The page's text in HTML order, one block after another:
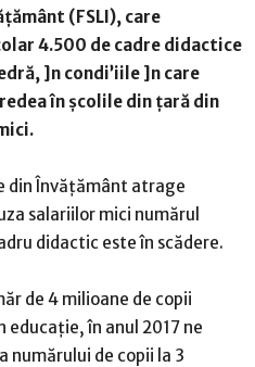
(FSLI), care
4.500 de cadre didactice
]n condi’iile ]n care
în şcolile din ţară din
din Învăţământ atrage
salariilor mici numărul
didactic este în scădere.
de 4 milioane de copii
în anul 2017 ne
numărului de copii la 3